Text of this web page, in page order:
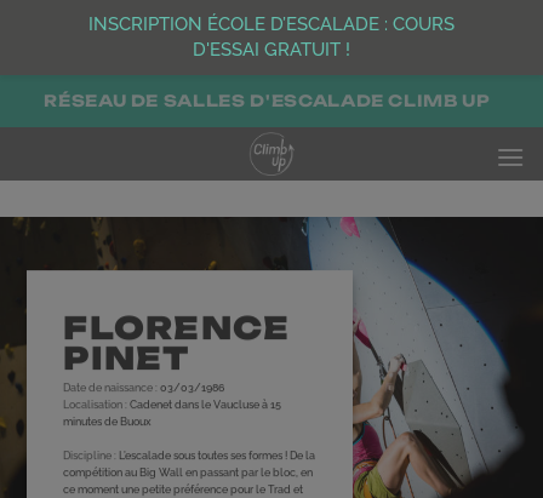
PasserRÉSEAU DE SALLES D'ESCALADE CLIMB UP
FLORENCE
PINET
Date de naissance :03/03/1986
Localisation :Cadenet dans le Vaucluse à 15
minutes de Buoux
Discipline :
L’escalade sous toutes ses formes ! De la
compétition au Big Wall en passant par le bloc, en
ce moment une petite préférence pour le Trad et
INSCRIPTION ÉCOLE D’ESCALADE : COURS
D'ESSAI GRATUIT !